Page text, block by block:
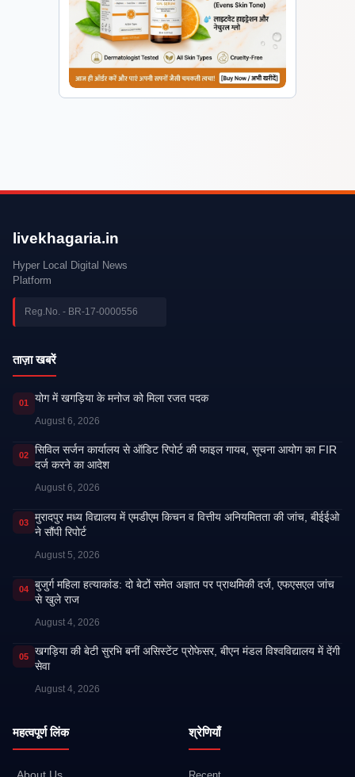
livekhagaria.in
Hyper Local Digital News
Platform
Reg.No. - BR-17-0000556
ताज़ा खबरें
01 ​योग में खगड़िया के मनोज को मिला रजत पदक
August 6, 2026
02
सिविल सर्जन कार्यालय से ऑडिट रिपोर्ट की फाइल गायब, सूचना आयोग का FIR
दर्ज करने का आदेश
August 6, 2026
03
मुरादपुर मध्य विद्यालय में एमडीएम किचन व वित्तीय अनियमितता की जांच, बीईईओ
ने सौंपी रिपोर्ट
August 5, 2026
04
बुजुर्ग महिला हत्याकांड: दो बेटों समेत अज्ञात पर प्राथमिकी दर्ज, एफएसएल जांच
से खुले राज
August 4, 2026
05
खगड़िया की बेटी सुरभि बनीं असिस्टेंट प्रोफेसर, बीएन मंडल विश्वविद्यालय में देंगी
सेवा
August 4, 2026
महत्वपूर्ण लिंक श्रेणियाँ